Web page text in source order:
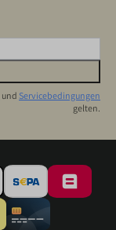
und Servicebedingungen
gelten.